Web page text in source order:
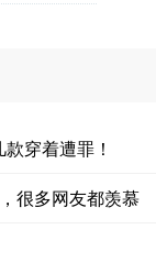
穿着遭罪！
很多网友都羡慕